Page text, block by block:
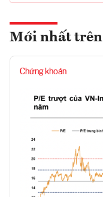
Mới nhất trên
Chứng khoán